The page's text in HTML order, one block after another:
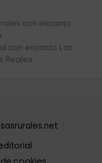
con encanto
con encanto Las
Reales